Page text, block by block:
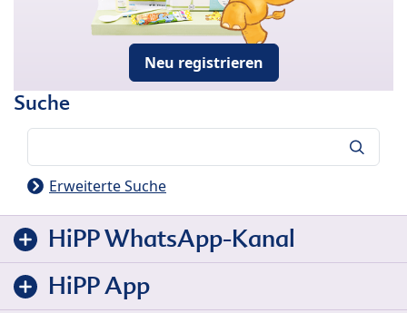
Neu registrieren
Suche
Erweiterte Suche
HiPP WhatsApp-Kanal
HiPP App